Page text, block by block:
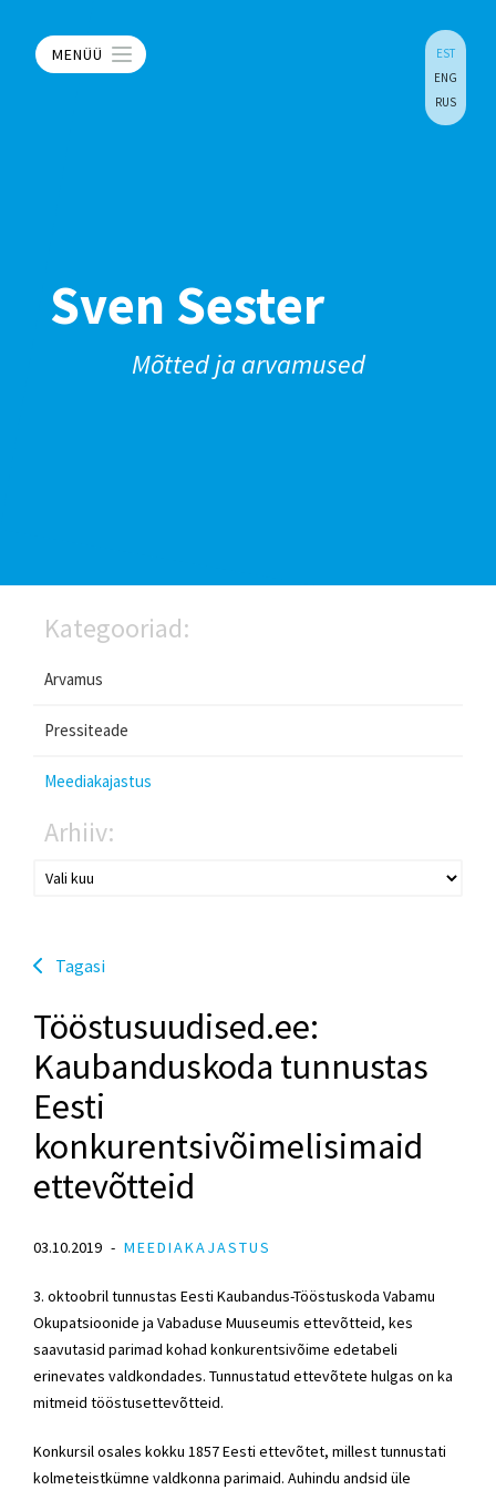
MENÜÜ
EST
ENG
RUS
Sven Sester
Mõtted ja arvamused
Kategooriad:
Arvamus
Pressiteade
Meediakajastus
Arhiiv:
Tagasi
Tööstusuudised.ee:
Kaubanduskoda tunnustas
Eesti
konkurentsivõimelisimaid
ettevõtteid
03.10.2019 MEEDIAKAJASTUS
3. oktoobril tunnustas Eesti Kaubandus-Tööstuskoda Vabamu
Okupatsioonide ja Vabaduse Muuseumis ettevõtteid, kes
saavutasid parimad kohad konkurentsivõime edetabeli
erinevates valdkondades. Tunnustatud ettevõtete hulgas on ka
mitmeid tööstusettevõtteid.
Konkursil osales kokku 1857 Eesti ettevõtet, millest tunnustati
kolmeteistkümne valdkonna parimaid. Auhindu andsid üle